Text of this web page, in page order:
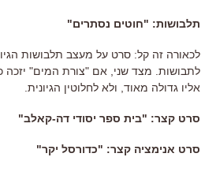
תלבושות: "חוטים נסתרים"
לכאורה זה קל: סרט על מעצב תלבושות
לתבושות. מצד שני, אם "צורת המים" יזכה
אליו גדולה מאוד, ולא לחלוטין הגיונית.
סרט קצר: "בית ספר יסודי דה-קאלב"
סרט אנימציה קצר: "כדורסל יקר"